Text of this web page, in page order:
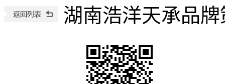
湖南浩洋天承品